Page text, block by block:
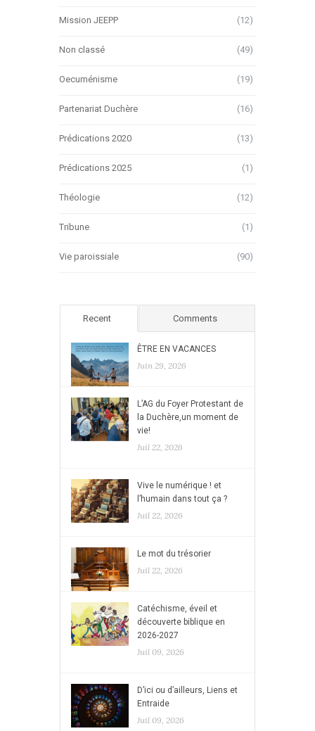
Mission JEEPP (12)
Non classé (49)
Oecuménisme (19)
Partenariat Duchère (16)
Prédications 2020 (13)
Prédications 2025 (1)
Théologie (12)
Tribune (1)
Vie paroissiale (90)
Recent Comments
ÊTRE EN VACANCES
Juin 29, 2026
L’AG du Foyer Protestant de
la Duchère,un moment de
vie!
Juil 22, 2026
Vive le numérique ! et
l’humain dans tout ça ?
Juil 22, 2026
Le mot du trésorier
Juil 22, 2026
Catéchisme, éveil et
découverte biblique en
2026-2027
Juil 09, 2026
D’ici ou d’ailleurs, Liens et
Entraide
Juil 09, 2026